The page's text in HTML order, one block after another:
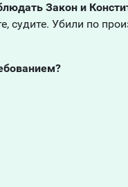
Закон и
судите. Убили по